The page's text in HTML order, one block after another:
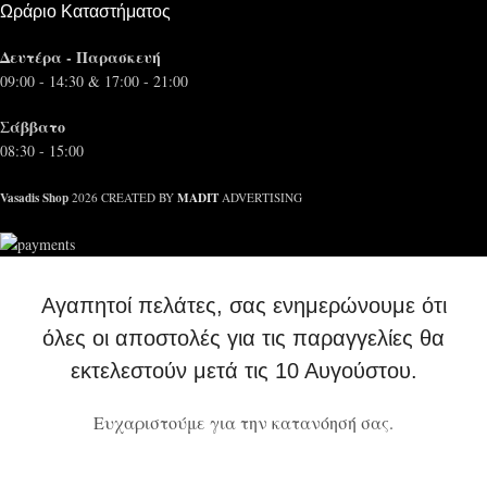
Ωράριο Καταστήματος
Δευτέρα - Παρασκευή
09:00 - 14:30 & 17:00 - 21:00
Σάββατο
08:30 - 15:00
Vasadis Shop 2026 CREATED BY MADIT ADVERTISING
Αγαπητοί πελάτες, σας ενημερώνουμε ότι
όλες οι αποστολές για τις παραγγελίες θα
εκτελεστούν μετά τις 10 Αυγούστου.
Ευχαριστούμε για την κατανόησή σας.